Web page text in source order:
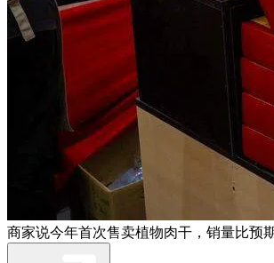
商家说今年首次售卖植物肉干，销量比预